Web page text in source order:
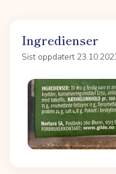
Ingredienser
Sist oppdatert